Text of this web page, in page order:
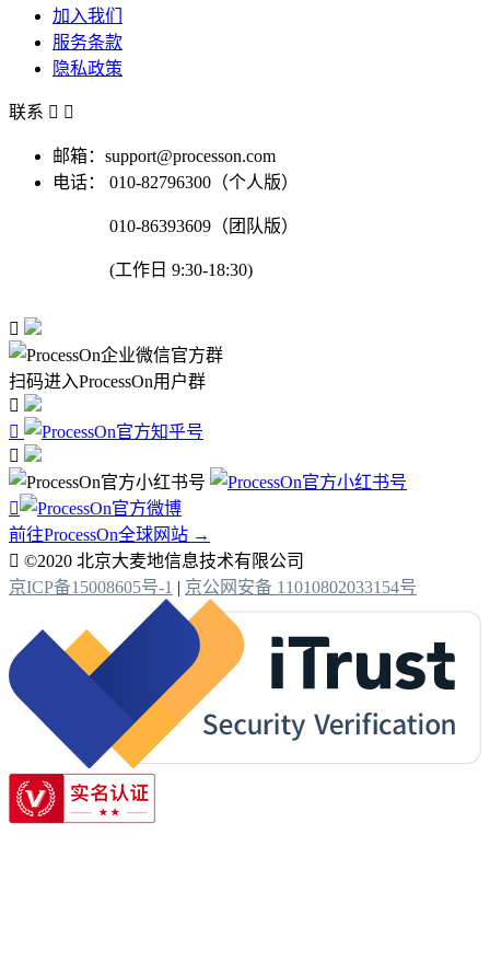
加入我们
服务条款
隐私政策
联系  
邮箱：support@processon.com
电话：
010-82796300（个人版）
010-86393609（团队版）
(工作日 9:30-18:30)

扫码进入ProcessOn用户群




前往ProcessOn全球网站 →
 ©2020 北京大麦地信息技术有限公司
京ICP备15008605号-1 | 京公网安备 11010802033154号